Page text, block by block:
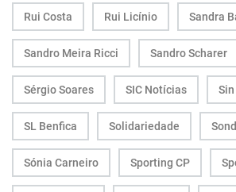
Rui Costa Rui Licínio Sandra
Sandro Meira Ricci Sandro Scharer
Sérgio Soares SIC Notícias
SL Benfica Solidariedade
Sónia Carneiro Sporting CP